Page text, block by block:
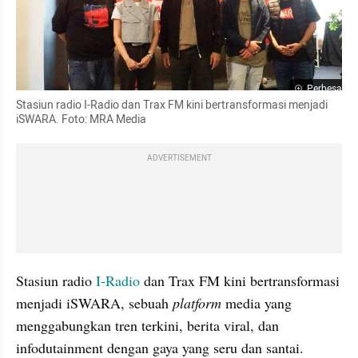
Perbesar
Stasiun radio I-Radio dan Trax FM kini bertransformasi menjadi
iSWARA. Foto: MRA Media
ADVERTISEMENT
Stasiun radio I-Radio dan Trax FM kini bertransformasi
menjadi iSWARA, sebuah platform media yang
menggabungkan tren terkini, berita viral, dan
infodutainment dengan gaya yang seru dan santai.